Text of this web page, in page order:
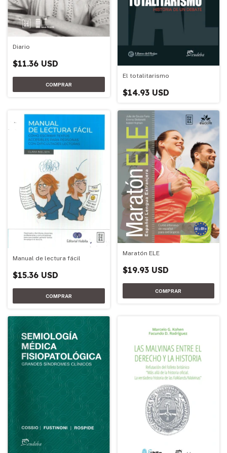
Diario
$11.36 USD
El totalitarismo
$14.93 USD
Manual de lectura fácil
$15.36 USD
Maratón ELE
$19.93 USD